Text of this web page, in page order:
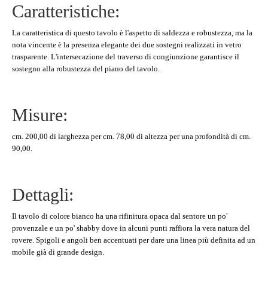
Caratteristiche:
La caratteristica di questo tavolo è l'aspetto di saldezza e robustezza, ma la
nota vincente è la presenza elegante dei due sostegni realizzati in vetro
trasparente. L'intersecazione del traverso di congiunzione garantisce il
sostegno alla robustezza del piano del tavolo.
Misure:
cm. 200,00 di larghezza per cm. 78,00 di altezza per una profondità di cm.
90,00.
Dettagli:
Il tavolo di colore bianco ha una rifinitura opaca dal sentore un po'
provenzale e un po' shabby dove in alcuni punti raffiora la vera natura del
rovere. Spigoli e angoli ben accentuati per dare una linea più definita ad un
mobile già di grande design.